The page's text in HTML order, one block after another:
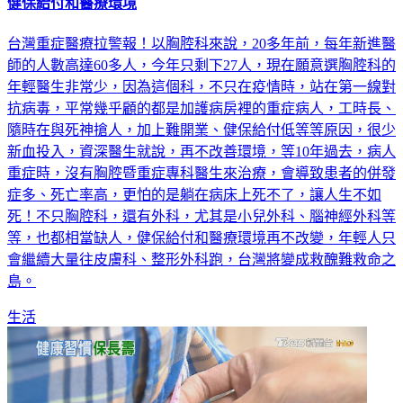
救醜難救命、躺床生不如死 台灣重症科快團滅 需盡速改善
台灣重症醫療拉警報！以胸腔科來說，20多年前，每年新進醫
師的人數高達60多人，今年只剩下27人，現在願意選胸腔科的
年輕醫生非常少，因為這個科，不只在疫情時，站在第一線對
抗病毒，平常幾乎顧的都是加護病房裡的重症病人，工時長、
隨時在與死神搶人，加上難開業、健保給付低等等原因，很少
新血投入，資深醫生就說，再不改善環境，等10年過去，病人
重症時，沒有胸腔暨重症專科醫生來治療，會導致患者的併發
症多、死亡率高，更怕的是躺在病床上死不了，讓人生不如
死！不只胸腔科，還有外科，尤其是小兒外科、腦神經外科等
等，也都相當缺人，健保給付和醫療環境再不改變，年輕人只
會繼續大量往皮膚科、整形外科跑，台灣將變成救醜難救命之
生活